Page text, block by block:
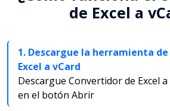
de Excel a
1. Descargue la herramienta
Excel a vCard
Descargue Convertidor de Excel a
en el botón Abrir